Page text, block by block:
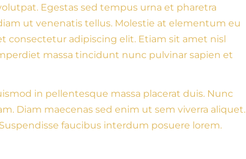
Egestas sed tempus urna et pharetra
ut venenatis tellus. Molestie at elementum eu
consectetur adipiscing elit. Etiam sit amet nisl
massa tincidunt nunc pulvinar sapien et
in pellentesque massa placerat duis. Nunc
Diam maecenas sed enim ut sem viverra aliquet.
faucibus interdum posuere lorem.